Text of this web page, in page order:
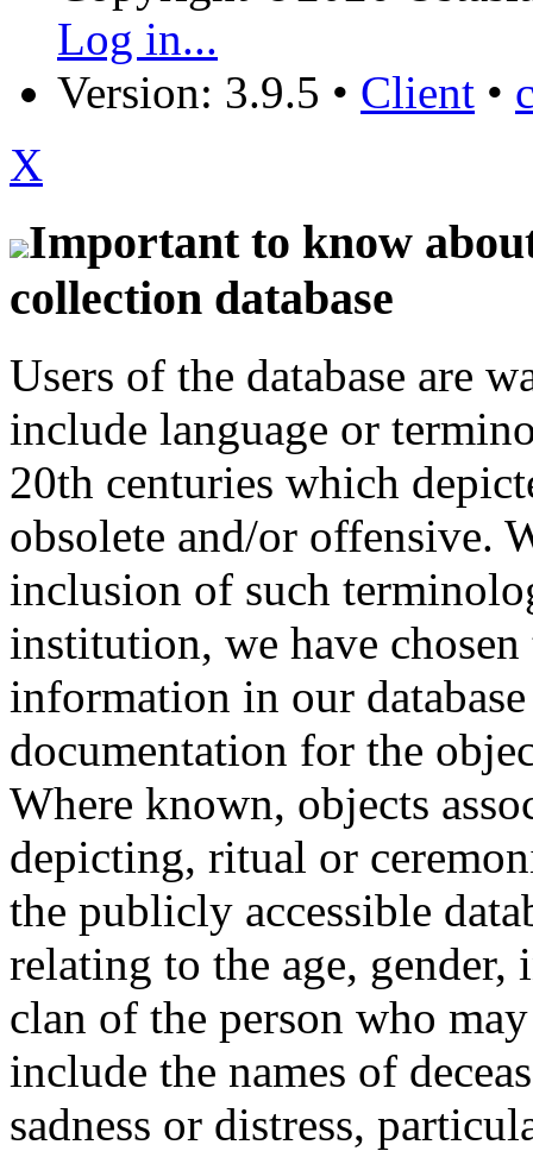
Log in...
Version: 3.9.5 • Client •
X
Important to know
collection database
Users of the database are
include language or
20th centuries which
obsolete and/or offensive.
inclusion of such
institution, we have
information in our
documentation for the
Where known, objects
depicting, ritual or
the publicly accessible
relating to the age,
clan of the person who
include the names of
sadness or distress,